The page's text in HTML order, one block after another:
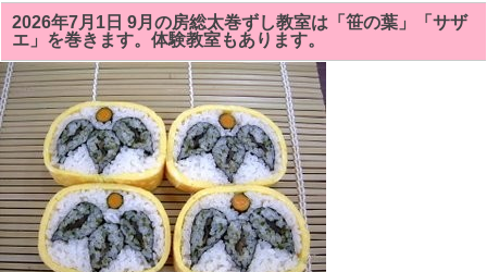
「イ
チ
推
し
イ
ベ
ン
ト」
小
学
生
親
子、
中
学
生、
高
2026年7月1日 9月の房総太巻ずし教室は「笹の葉」「サザ
エ」を巻きます。体験教室もあります。